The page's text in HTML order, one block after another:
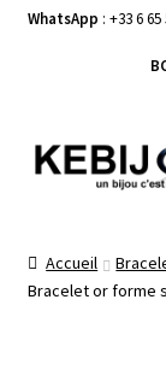
WhatsApp : +33 6
Aller
à
Aller
au
Boucles
Accueil
Bracelet or forme